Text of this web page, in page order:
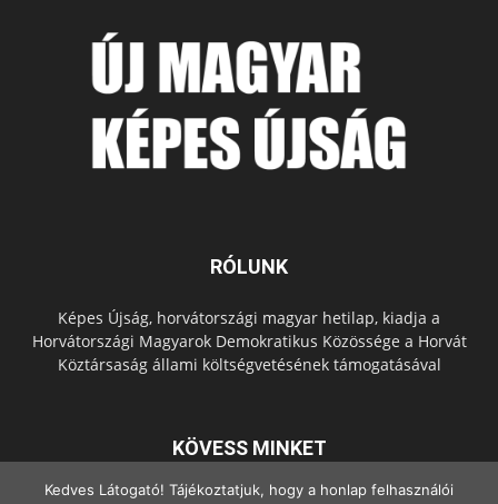
RÓLUNK
Képes Újság, horvátországi magyar hetilap, kiadja a
Horvátországi Magyarok Demokratikus Közössége a Horvát
Köztársaság állami költségvetésének támogatásával
KÖVESS MINKET
Kedves Látogató! Tájékoztatjuk, hogy a honlap felhasználói